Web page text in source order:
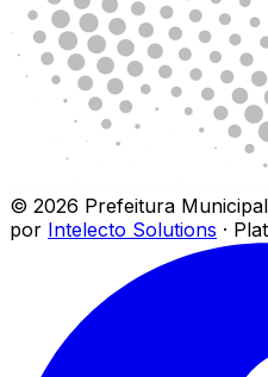
© 2026 Prefeitura
por Intelecto Solutions ·